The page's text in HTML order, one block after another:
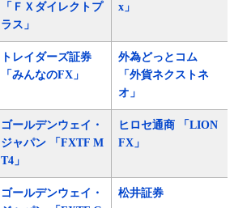
「ＦＸダイレクトプ
ラス」
x」
トレイダーズ証券
「みんなのFX」
外為どっとコム
「外貨ネクストネ
オ」
ゴールデンウェイ・
ジャパン 「FXTF M
T4」
ヒロセ通商 「LION
FX」
ゴールデンウェイ・
松井証券